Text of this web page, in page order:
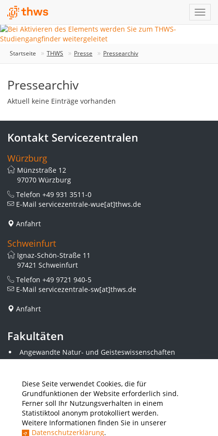
Diese Seite verwendet Cookies, die für
Grundfunktionen der Website erforderlich sind.
Ferner soll Ihr Nutzungsverhalten in einem
Statistiktool anonym protokolliert werden.
Weitere Informationen finden Sie in unserer
Datenschutzerklärung.
Startseite THWS Presse Pressearchiv
Pressearchiv
Aktuell keine Einträge vorhanden
Kontakt Servicezentralen
Würzburg
Münzstraße 12
97070 Würzburg
Telefon +49 931 3511-0
E-Mail servicezentrale-wue[at]thws.de
Anfahrt
Schweinfurt
Ignaz-Schön-Straße 11
97421 Schweinfurt
Telefon +49 9721 940-5
E-Mail servicezentrale-sw[at]thws.de
Anfahrt
Fakultäten
Angewandte Natur- und Geisteswissenschaften
Angewandte Sozialwissenschaften
Elektrotechnik
Gestaltung
Informatik und Wirtschaftsinformatik
Kunststofftechnik und Vermessung
Maschinenbau
THWS Business School